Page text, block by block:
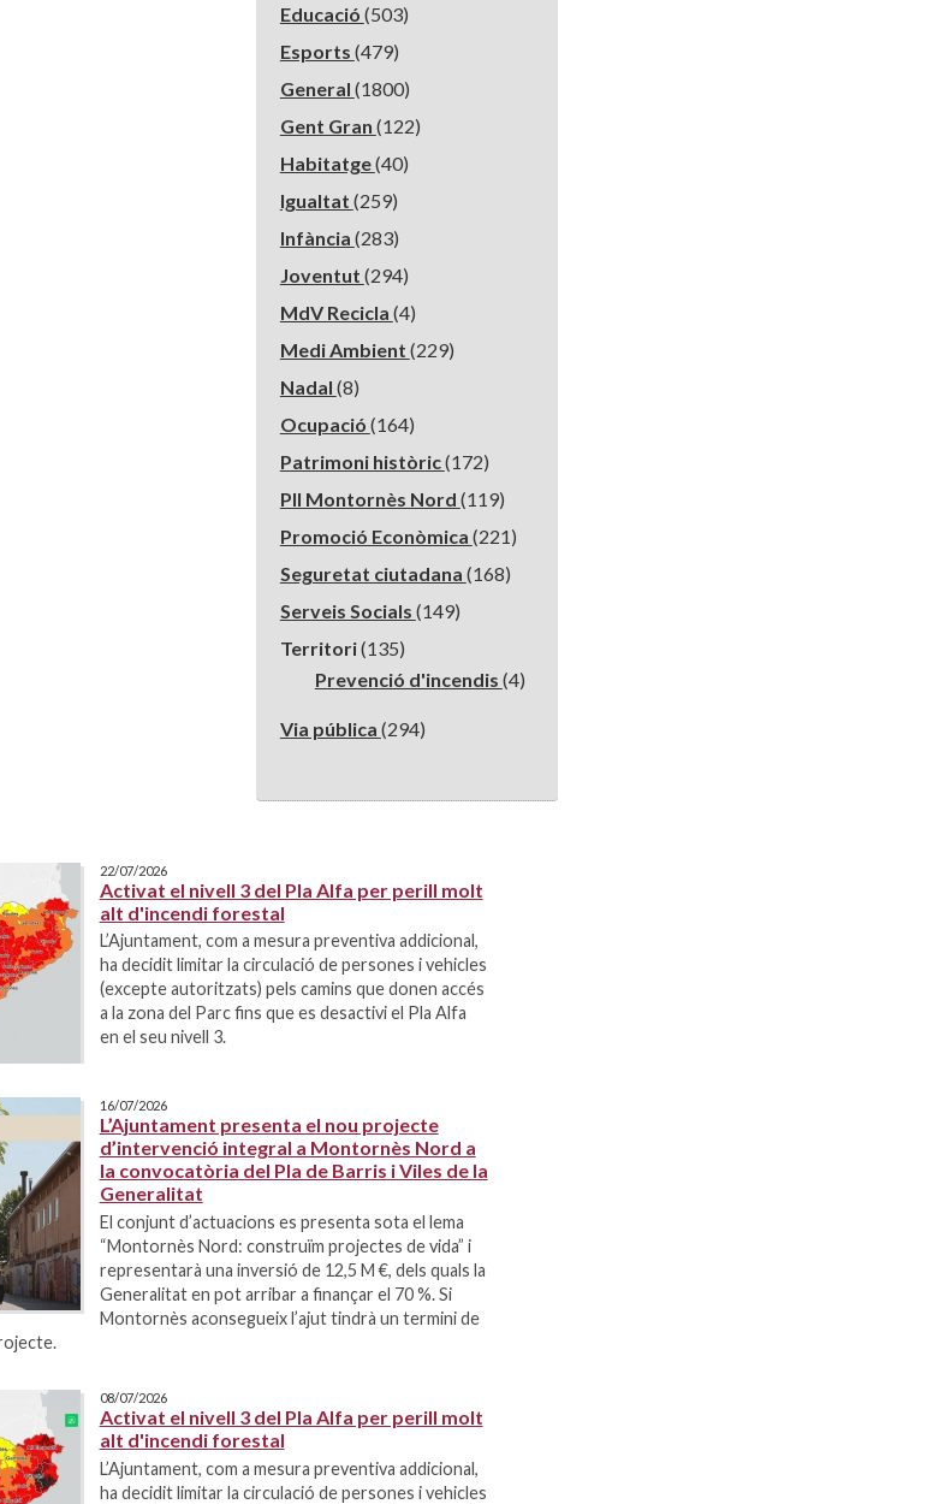
Educació (503)
Esports (479)
General (1800)
Gent Gran (122)
Habitatge(40)
Igualtat (259)
Infància (283)
Joventut (294)
MdV Recicla (4)
Medi Ambient (229)
Nadal (8)
Ocupació (164)
Patrimoni històric(172)
PII Montornès Nord (119)
Promoció Econòmica (221)
Seguretat ciutadana (168)
Serveis Socials (149)
Territori(135)
Prevenció d'incendis (4)
Via pública (294)
22/07/2026
Activat el nivell 3 del Pla Alfa per perill molt
alt d'incendi forestal
L’Ajuntament, com a mesura preventiva addicional,
ha decidit limitar la circulació de persones i vehicles
(excepte autoritzats) pels camins que donen accés
a la zona del Parc fins que es desactivi el Pla Alfa
en el seu nivell 3.
16/07/2026
L’Ajuntament presenta el nou projecte
d’intervenció integral a Montornès Nord a
la convocatòria del Pla de Barris i Viles de la
Generalitat
El conjunt d’actuacions es presenta sota el lema
“Montornès Nord: construïm projectes de vida” i
representarà una inversió de 12,5 M €, dels quals la
Generalitat en pot arribar a finançar el 70 %. Si
Montornès aconsegueix l’ajut tindrà un termini de
08/07/2026
Activat el nivell 3 del Pla Alfa per perill molt
alt d'incendi forestal
L’Ajuntament, com a mesura preventiva addicional,
ha decidit limitar la circulació de persones i vehicles